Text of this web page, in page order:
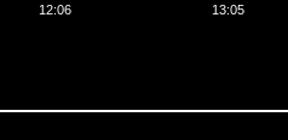
12:06 13:05